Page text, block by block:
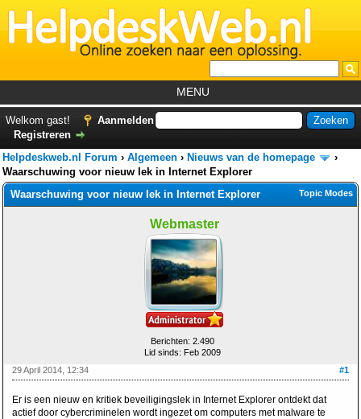
MENU
Foutcodes
Helpdesks
GemistDownloader
Forum
Welkom gast!
Aanmelden
Registreren
Helpdeskweb.nl Forum › Algemeen › Nieuws van de homepage
›
Waarschuwing voor nieuw lek in Internet Explorer
Topic Modes
Waarschuwing voor nieuw lek in Internet Explorer
Webmaster
Berichten: 2.490
Lid sinds: Feb 2009
#1
29 April 2014, 12:34
Er is een nieuw en kritiek beveiligingslek in Internet Explorer ontdekt dat
actief door cybercriminelen wordt ingezet om computers met malware te